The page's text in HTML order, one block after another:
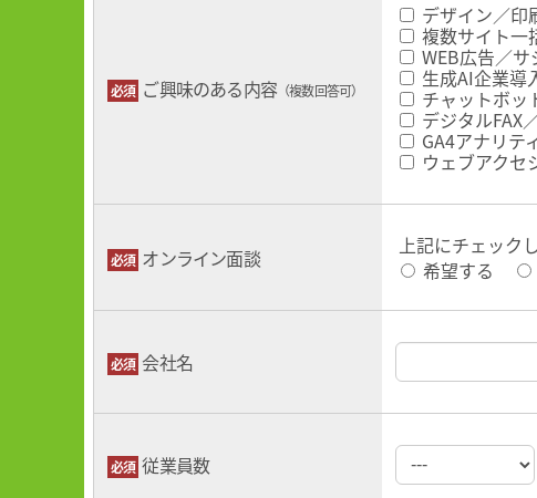
ご興味のある内容 （複数回答可）
デザイン／印
複数サイト一
WEB広告／
生成AI企業導
チャットボッ
デジタルFAX
GA4アナリテ
ウェブアクセ
オンライン面談
上記にチェック
希望する
会社名
従業員数